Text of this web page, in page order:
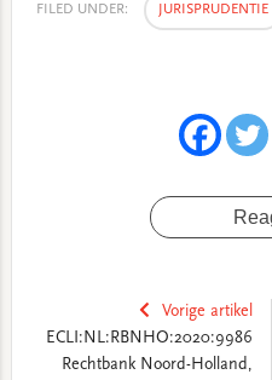
FILED UNDER: JURISPRUDENTIE
Vorige artikel
ECLI:NL:RBNHO:2020:9986
Rechtbank Noord-Holland,